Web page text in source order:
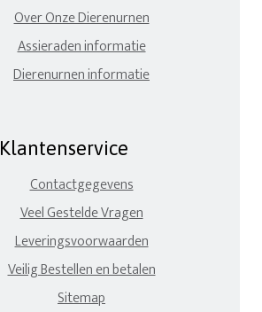
Over Onze Dierenurnen
Assieraden informatie
Dierenurnen informatie
Klantenservice
Contactgegevens
Veel Gestelde Vragen
Leveringsvoorwaarden
Veilig Bestellen en betalen
Sitemap